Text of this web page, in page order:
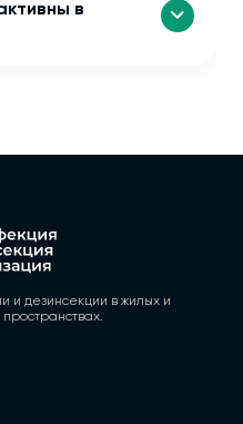
в
и дезинсекции в жилых и